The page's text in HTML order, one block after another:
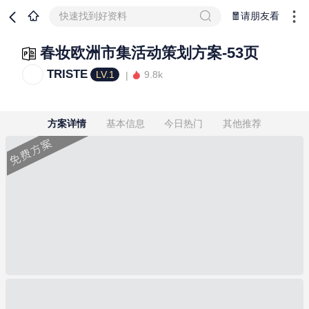
快速找到好资料 🧧请朋友看
春妆欧洲市集活动策划方案-53页
TRISTE LV.1 9.8k
方案详情 基本信息 今日热门 其他推荐